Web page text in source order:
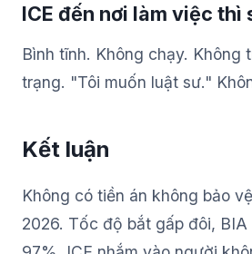
ICE đến nơi làm việc thì
Bình tĩnh. Không chạy. Không
trạng. "Tôi muốn luật sư."
Kết luận
Không có tiền án không bảo
2026. Tốc độ bắt gấp đôi, BIA